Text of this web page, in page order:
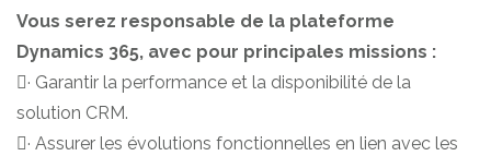
Vous serez responsable de la plateforme
Dynamics 365, avec pour principales missions :
· Garantir la performance et la disponibilité de la
solution CRM.
· Assurer les évolutions fonctionnelles en lien avec les